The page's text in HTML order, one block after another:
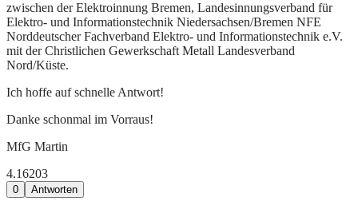
zwischen der Elektroinnung Bremen, Landesinnungsverband für
Elektro- und Informationstechnik Niedersachsen/Bremen NFE
Norddeutscher Fachverband Elektro- und Informationstechnik e.V.
mit der Christlichen Gewerkschaft Metall Landesverband
Nord/Küste.
Ich hoffe auf schnelle Antwort!
Danke schonmal im Vorraus!
MfG Martin
4.16203
0 Antworten